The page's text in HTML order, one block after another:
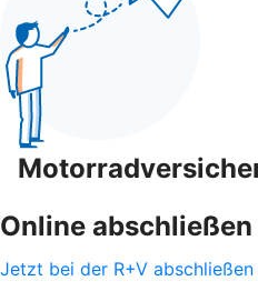
Online abschließen
Jetzt bei der R+V abschließen